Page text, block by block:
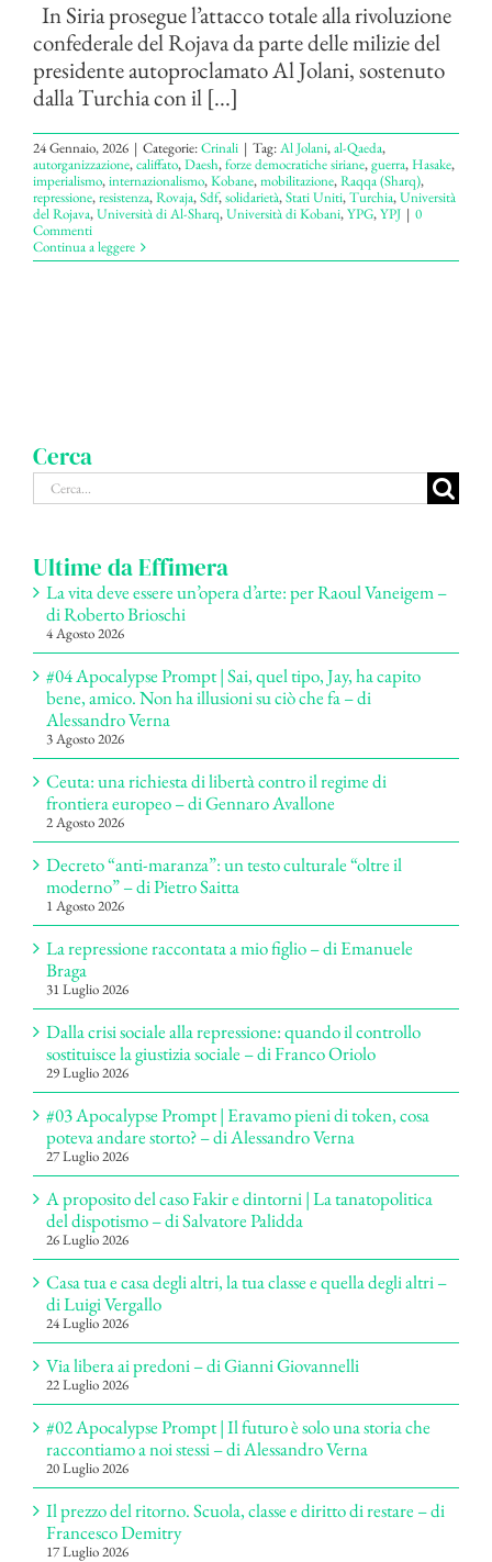
In Siria prosegue l’attacco totale alla rivoluzione
confederale del Rojava da parte delle milizie del
presidente autoproclamato Al Jolani, sostenuto
dalla Turchia con il [...]
24 Gennaio, 2026 | Categorie:Crinali | Tag:Al Jolani,al-Qaeda,
autorganizzazione,califfato,Daesh,forze democratiche siriane,guerra,Hasake,
imperialismo,internazionalismo,Kobane,mobilitazione,Raqqa (Sharq),
repressione,resistenza,Rovaja,Sdf,solidarietà,Stati Uniti,Turchia,Università
del Rojava,Università di Al-Sharq,Università di Kobani,YPG,YPJ | 0
Commenti
Continua a leggere
Cerca
Cerca
per:
Ultime da Effimera
La vita deve essere un’opera d’arte: per Raoul Vaneigem –
di Roberto Brioschi
4 Agosto 2026
#04 Apocalypse Prompt | Sai, quel tipo, Jay, ha capito
bene, amico. Non ha illusioni su ciò che fa – di
Alessandro Verna
3 Agosto 2026
Ceuta: una richiesta di libertà contro il regime di
frontiera europeo – di Gennaro Avallone
2 Agosto 2026
Decreto “anti-maranza”: un testo culturale “oltre il
moderno” – di Pietro Saitta
1 Agosto 2026
La repressione raccontata a mio figlio – di Emanuele
Braga
31 Luglio 2026
Dalla crisi sociale alla repressione: quando il controllo
sostituisce la giustizia sociale – di Franco Oriolo
29 Luglio 2026
#03 Apocalypse Prompt | Eravamo pieni di token, cosa
poteva andare storto? – di Alessandro Verna
27 Luglio 2026
A proposito del caso Fakir e dintorni | La tanatopolitica
del dispotismo – di Salvatore Palidda
26 Luglio 2026
Casa tua e casa degli altri, la tua classe e quella degli altri –
di Luigi Vergallo
24 Luglio 2026
Via libera ai predoni – di Gianni Giovannelli
22 Luglio 2026
#02 Apocalypse Prompt | Il futuro è solo una storia che
raccontiamo a noi stessi – di Alessandro Verna
20 Luglio 2026
Il prezzo del ritorno. Scuola, classe e diritto di restare – di
Francesco Demitry
17 Luglio 2026